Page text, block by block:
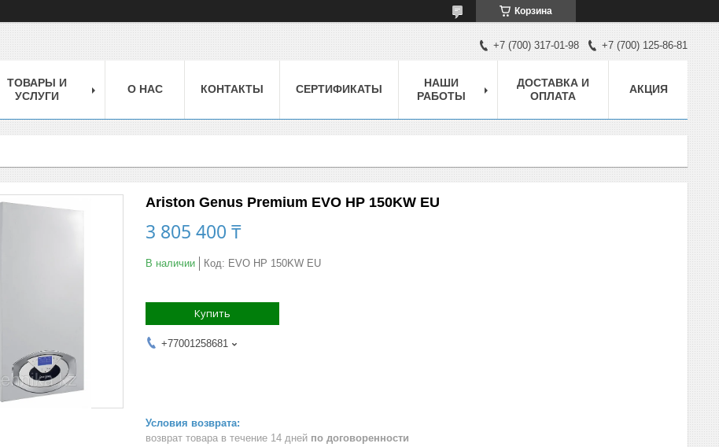
Корзина
+7 (700) 317-01-98 +7 (700) 125-86-81
ТОВАРЫ И
УСЛУГИ
О НАС КОНТАКТЫ СЕРТИФИКАТЫ
НАШИ
РАБОТЫ
ДОСТАВКА И
ОПЛАТА
АКЦИЯ
Ariston Genus Premium EVO HP 150KW EU
3 805 400 ₸
В наличии Код: EVO HP 150KW EU
Купить
+77001258681
возврат товара в течение 14 дней по договоренности